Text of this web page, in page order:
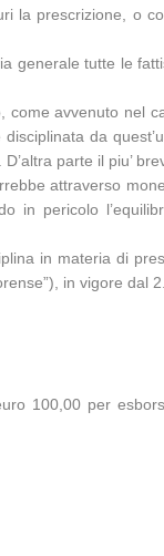
la prescrizione, o
generale tutte le
avvenuto nel
da
parte il piu’
attraverso
in pericolo
in materia di
in vigore dal
100,00 per